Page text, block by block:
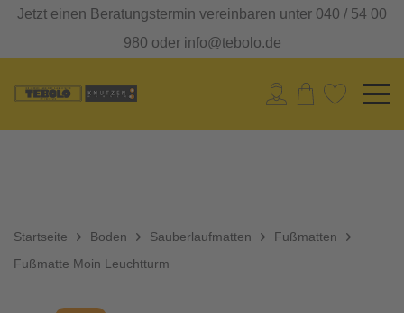
Jetzt einen Beratungstermin vereinbaren unter 040 / 54 00
980 oder info@tebolo.de
Startseite Boden Sauberlaufmatten
Fußmatten
Fußmatte Moin Leuchtturm